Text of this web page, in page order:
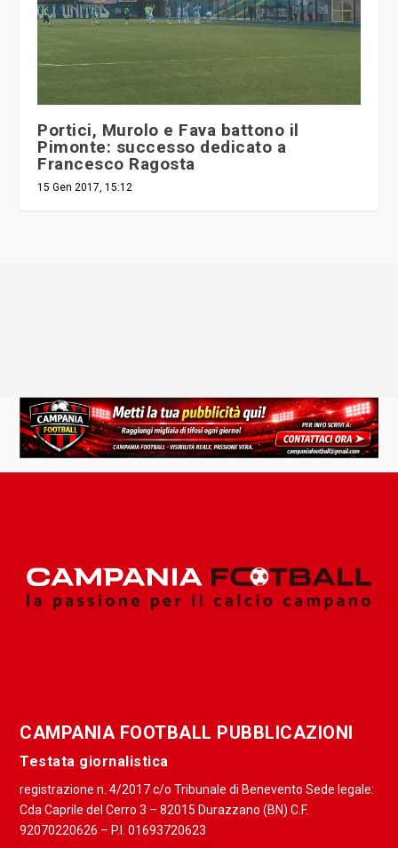
Portici, Murolo e Fava battono il
Pimonte: successo dedicato a
Francesco Ragosta
15 Gen 2017, 15:12
CAMPANIA FOOTBALL PUBBLICAZIONI
Testata giornalistica
registrazione n. 4/2017 c/o Tribunale di Benevento Sede legale:
Cda Caprile del Cerro 3 – 82015 Durazzano (BN) C.F.
92070220626 – P.I. 01693720623